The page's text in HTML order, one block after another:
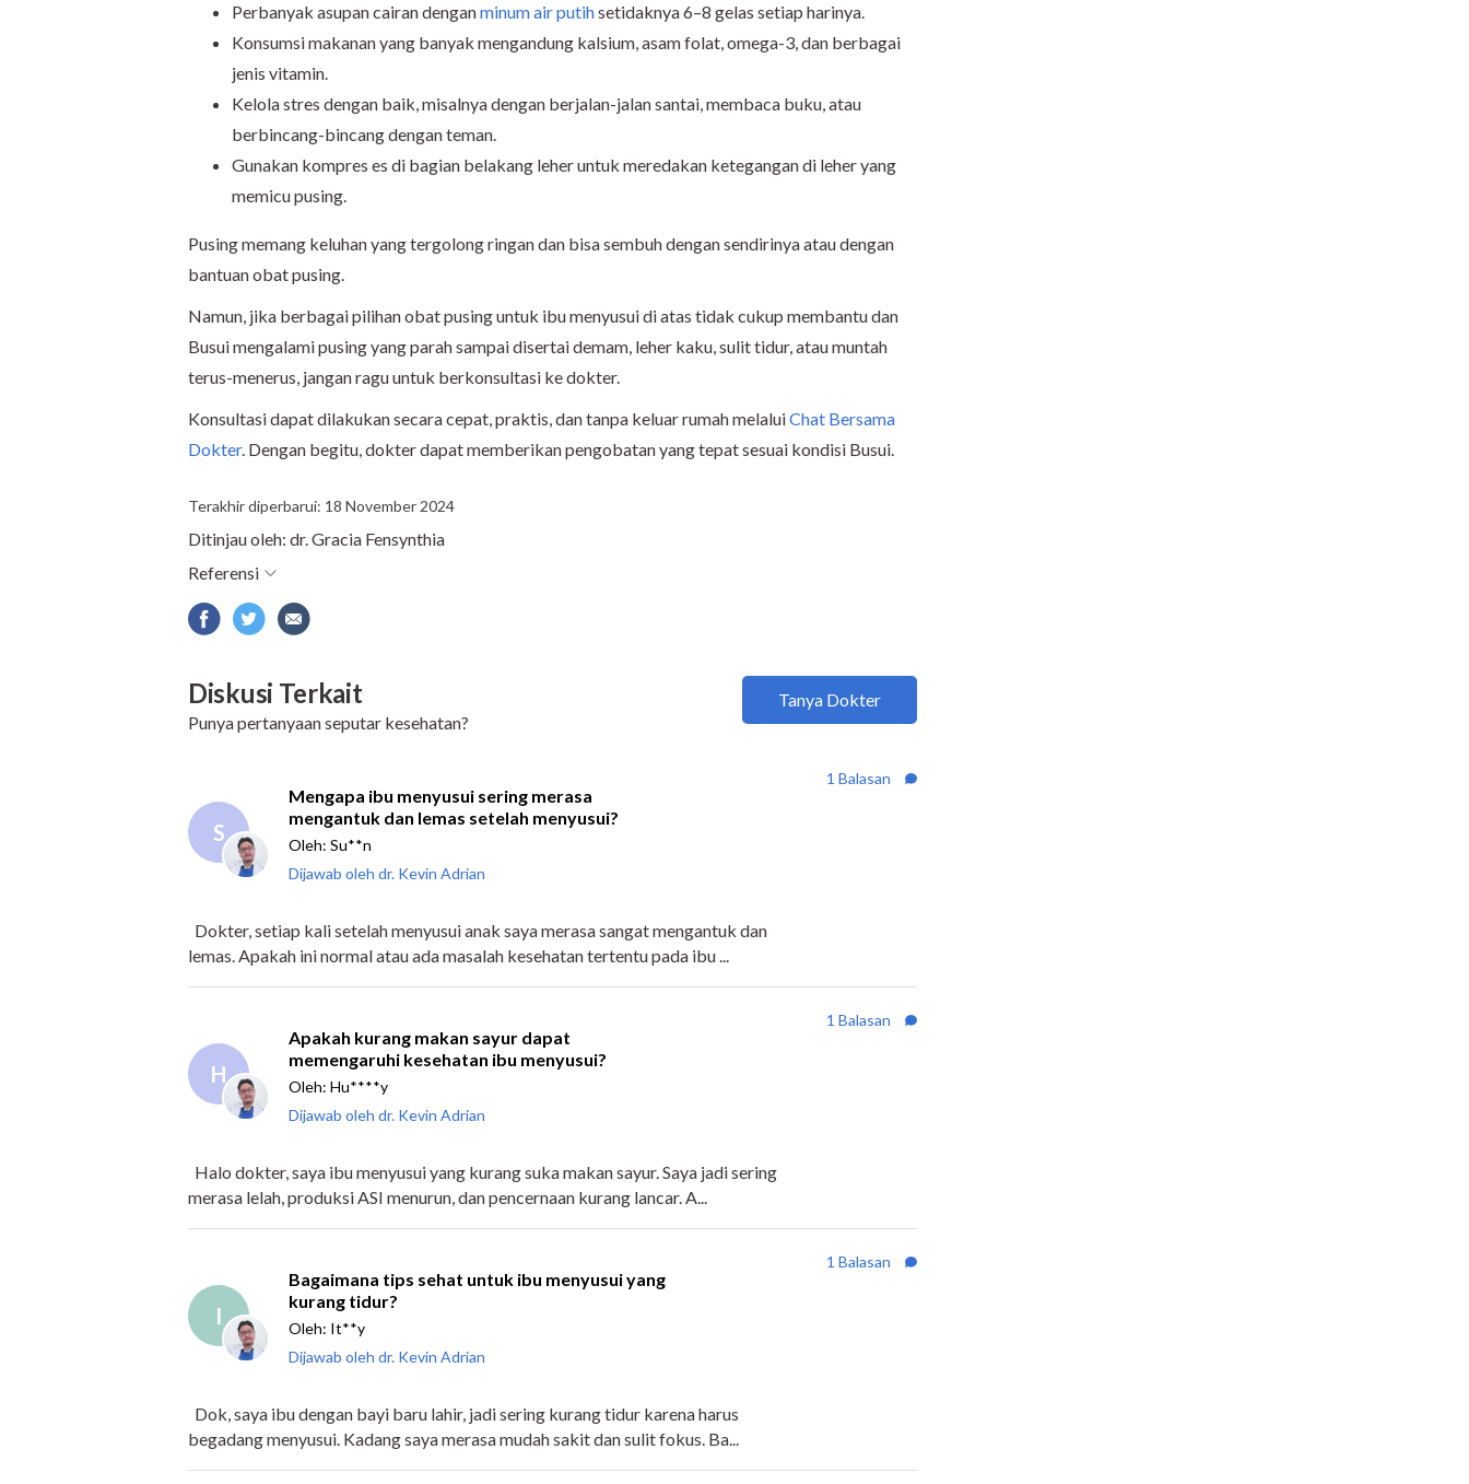
Perbanyak asupan cairan denganminum air putihsetidaknya 6–8 gelas setiap harinya.
Konsumsi makanan yang banyak mengandung kalsium, asam folat, omega-3, dan berbagai
jenis vitamin.
Kelola stres dengan baik, misalnya dengan berjalan-jalan santai, membaca buku, atau
berbincang-bincang dengan teman.
Gunakan kompres es di bagian belakang leher untuk meredakan ketegangan di leher yang
memicu pusing.
Pusing memang keluhan yang tergolong ringan dan bisa sembuh dengan sendirinya atau dengan
bantuan obat pusing.
Namun, jika berbagai pilihan obat pusing untuk ibu menyusui di atas tidak cukup membantu dan
Busui mengalami pusing yang parah sampai disertai demam, leher kaku, sulit tidur, atau muntah
terus-menerus, jangan ragu untuk berkonsultasi ke dokter.
Konsultasi dapat dilakukan secara cepat, praktis, dan tanpa keluar rumah melaluiChat Bersama
Dokter. Dengan begitu, dokter dapat memberikan pengobatan yang tepat sesuai kondisi Busui.
Terakhir diperbarui: 18 November 2024